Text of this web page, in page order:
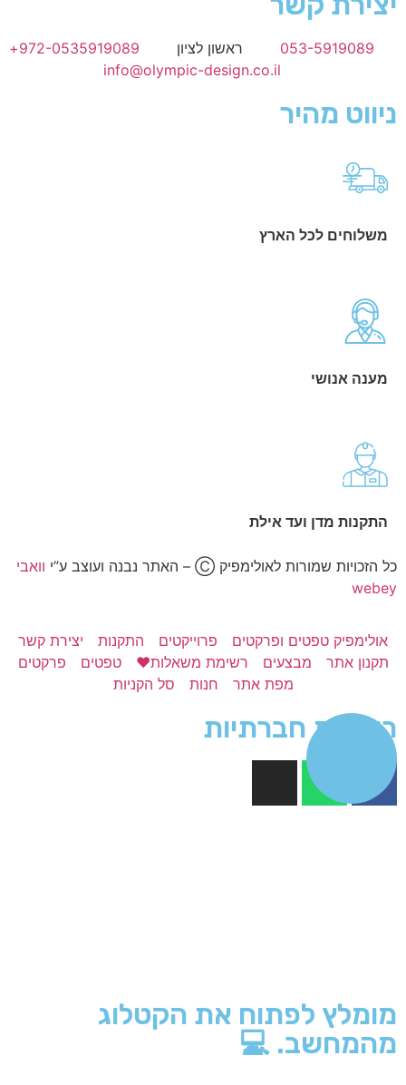
רשתות חברתיות
ניווט מהיר
משלוחים לכל הארץ
מענה אנושי
התקנות מדן ועד אילת
כל הזכויות שמורות לאולימפיק Ⓒ – האתר נבנה ועוצב ע”י
וואבי
webey
אולימפיק טפטים ופרקטים פרוייקטים התקנות
יצירת קשר
תקנון אתר
מבצעים רשימת משאלות❤️ טפטים
פרקטים
מפת אתר
חנות סל הקניות
053-5919089 ראשון לציון
972-0535919089+
info@olympic-design.co.il
מומלץ לפתוח את הקטלוג
מהמחשב. 💻